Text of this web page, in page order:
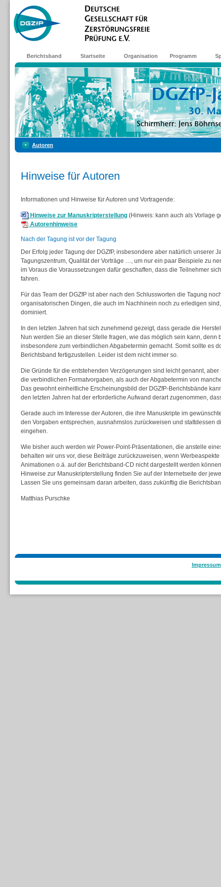
Berichtsband Startseite Organisation Programm
Autoren
Hinweise für Autoren
Informationen und Hinweise für Autoren und Vortragende:
Hinweise zur Manuskripterstellung (Hinweis: kann auch als Vorlage
Autorenhinweise
Nach der Tagung ist vor der Tagung
Der Erfolg jeder Tagung der DGZfP, insbesondere aber natürlich unserer
Tagungszentrum, Qualität der Vorträge …, um nur ein paar Beispiele zu
im Voraus die Voraussetzungen dafür geschaffen, dass die Teilnehmer
fahren.
Für das Team der DGZfP ist aber nach den Schlussworten die Tagung
organisatorischen Dingen, die auch im Nachhinein noch zu erledigen
dominiert.
In den letzten Jahren hat sich zunehmend gezeigt, dass gerade die
Nun werden Sie an dieser Stelle fragen, wie das möglich sein kann,
insbesondere zum verbindlichen Abgabetermin gemacht. Somit sollte es
Berichtsband fertigzustellen. Leider ist dem nicht immer so.
Die Gründe für die entstehenden Verzögerungen sind leicht genannt,
die verbindlichen Formatvorgaben, als auch der Abgabetermin von
Das gewohnt einheitliche Erscheinungsbild der DGZfP-Berichtsbände
den letzten Jahren hat der erforderliche Aufwand derart zugenommen,
Gerade auch im Interesse der Autoren, die ihre Manuskripte im
den Vorgaben entsprechen, ausnahmslos zurückweisen und stattdessen
eingehen.
Wie bisher auch werden wir Power-Point-Präsentationen, die anstelle
behalten wir uns vor, diese Beiträge zurückzuweisen, wenn
Animationen o.ä. auf der Berichtsband-CD nicht dargestellt werden
Hinweise zur Manuskripterstellung finden Sie auf der Internetseite der
Lassen Sie uns gemeinsam daran arbeiten, dass zukünftig die
Matthias Purschke
Impressum